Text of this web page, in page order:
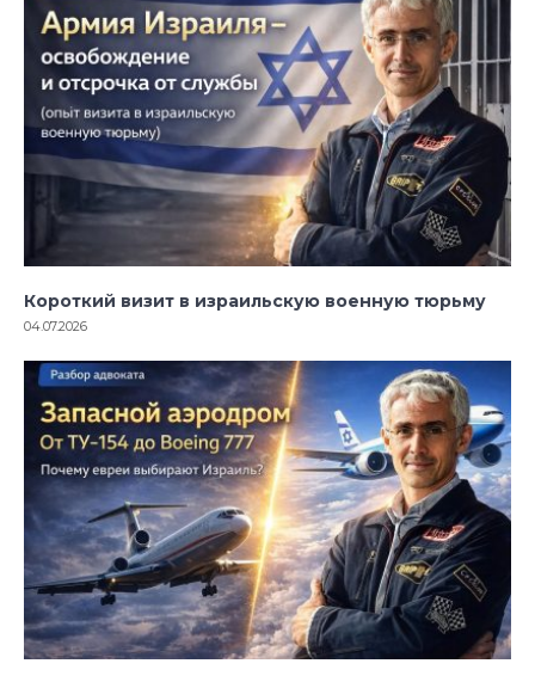
Короткий визит в израильскую военную тюрьму
04.07.2026